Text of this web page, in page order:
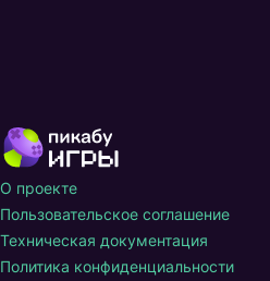
О проекте
Пользовательское соглашение
Техническая документация
Политика конфиденциальности